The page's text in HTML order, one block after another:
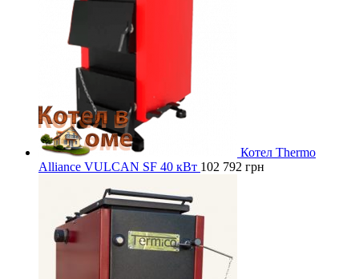
Котел Thermo
Alliance VULCAN SF 40 кВт 102 792 грн